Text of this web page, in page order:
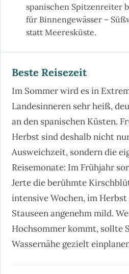
spanischen Spitzenreiter
für Binnengewässer –
statt Meeresküste.
Beste Reisezeit
Im Sommer wird es in
Landesinneren sehr heiß,
an den spanischen Küsten.
Herbst sind deshalb nicht
Ausweichzeit, sondern die
Reisemonate: Im Frühjahr
Jerte die berühmte
intensive Wochen, im Herbst
Stauseen angenehm mild.
Hochsommer kommt, sollte
Wassernähe gezielt